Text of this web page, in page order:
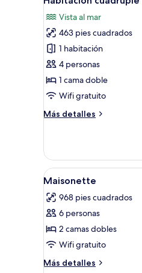
habitaciones
todas
las
fotos
de
Habitación
cuádruple
Deluxe
Vista al mar
463 pies cuadrados
1 habitación
4 personas
1 cama doble
Wifi gratuito
Más detalles
Más
cuádruple
Deluxe
Abrir
todas
las
fotos
de
Maisonette
8
Maisonette
968 pies cuadrados
6 personas
2 camas dobles
Wifi gratuito
Más detalles
Más